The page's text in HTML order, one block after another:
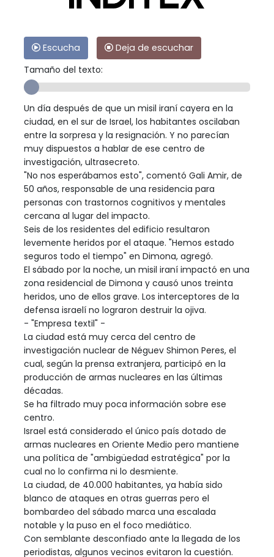
Escucha
Deja de escuchar
Tamaño del texto:
Un día después de que un misil iraní cayera en la
ciudad, en el sur de Israel, los habitantes oscilaban
entre la sorpresa y la resignación. Y no parecían
muy dispuestos a hablar de ese centro de
investigación, ultrasecreto.
"No nos esperábamos esto", comentó Gali Amir, de
50 años, responsable de una residencia para
personas con trastornos cognitivos y mentales
cercana al lugar del impacto.
Seis de los residentes del edificio resultaron
levemente heridos por el ataque. "Hemos estado
seguros todo el tiempo" en Dimona, agregó.
El sábado por la noche, un misil iraní impactó en una
zona residencial de Dimona y causó unos treinta
heridos, uno de ellos grave. Los interceptores de la
defensa israelí no lograron destruir la ojiva.
- "Empresa textil" -
La ciudad está muy cerca del centro de
investigación nuclear de Néguev Shimon Peres, el
cual, según la prensa extranjera, participó en la
producción de armas nucleares en las últimas
décadas.
Se ha filtrado muy poca información sobre ese
centro.
Israel está considerado el único país dotado de
armas nucleares en Oriente Medio pero mantiene
una política de "ambigüedad estratégica" por la
cual no lo confirma ni lo desmiente.
La ciudad, de 40.000 habitantes, ya había sido
blanco de ataques en otras guerras pero el
bombardeo del sábado marca una escalada
notable y la puso en el foco mediático.
Con semblante desconfiado ante la llegada de los
periodistas, algunos vecinos evitaron la cuestión.